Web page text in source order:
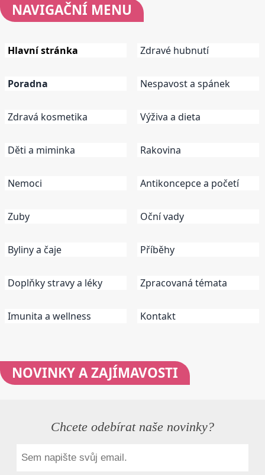
NAVIGAČNÍ MENU
Hlavní stránka
Poradna
Zdravá kosmetika
Děti a miminka
Nemoci
Zuby
Byliny a čaje
Doplňky stravy a léky
Imunita a wellness
Zdravé hubnutí
Nespavost a spánek
Výživa a dieta
Rakovina
Antikoncepce a početí
Oční vady
Příběhy
Zpracovaná témata
Kontakt
NOVINKYA ZAJÍMAVOSTI
Chcete odebírat naše novinky?